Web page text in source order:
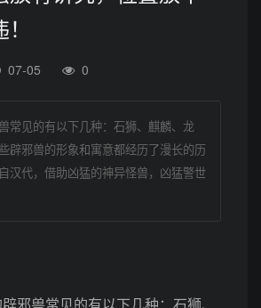
07-05 0
常见的有以下几种：石狮、麒麟、龙
辟邪兽的形象和寓意都经历了漫长的历
汉代，借助凶猛的神异怪兽，凶猛警世